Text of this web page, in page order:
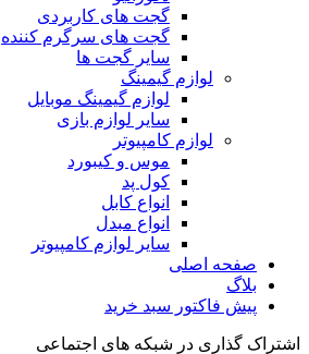
گجت های کاربردی
گجت های سرگرم کننده
سایر گجت ها
لوازم گیمینگ
لوازم گیمینگ موبایل
سایر لوازم بازی
لوازم کامپیوتر
موس و کیبورد
کول پد
انواع کابل
انواع مبدل
سایر لوازم کامپیوتر
صفحه اصلی
بلاگ
پیش فاکتور سبد خرید
اشتراک گذاری در شبکه های اجتماعی